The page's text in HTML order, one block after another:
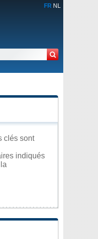
FR NL
clés sont
indiqués